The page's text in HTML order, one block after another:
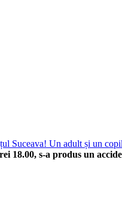
Suceava! Un adult și un
18.00, s-a produs un